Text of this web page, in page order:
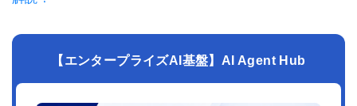
【エンタープライズAI基盤】AI Agent Hub